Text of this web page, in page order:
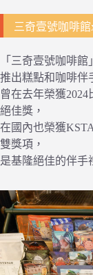
三奇壹號咖啡
「三奇壹號咖啡
推出糕點和咖啡伴
曾在去年榮獲
絕佳獎，
在國內也榮獲
雙獎項，
是基隆絕佳的伴手